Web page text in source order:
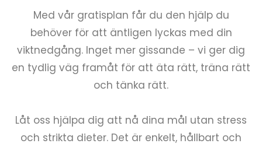
Med vår gratisplan får du den hjälp du
behöver för att äntligen lyckas med din
viktnedgång. Inget mer gissande – vi ger dig
en tydlig väg framåt för att äta rätt, träna rätt
och tänka rätt.
Låt oss hjälpa dig att nå dina mål utan stress
och strikta dieter. Det är enkelt, hållbart och